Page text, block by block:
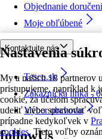
Nastavenia
My a našich 18 partnerov
pristupujeme, napríklad k
cookie, za účelom
udeliť alebo spravovať
prípadne kedykoľvek v
cookies. Tieto voľby
Objednanie
Moje obľúbené
Kontaktujte nás
Tesco.sk
Zákaznícka linka -
Výber obchodu
followUs